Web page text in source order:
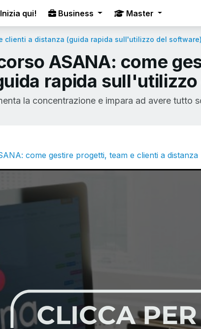
Inizia qui! Business Master
clienti a distanza (guida rapida sull'utilizzo del software)
ASANA: come
rapida
la concentrazione e impara ad avere
come gestire progetti, team e clienti a